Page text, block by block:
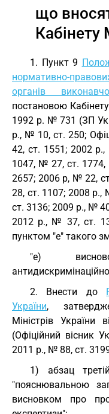
що
Кабінету
1. Пункт 9
нормативно-
органів
постановою
1992 р. № 731 (ЗП
р., № 10, ст. 250;
42, ст. 1551; 2002
1047, № 27, ст.
2657; 2006 р, № 22,
28, ст. 1107; 2008
ст. 3136; 2009 р., №
2012 р., № 37, ст.
пунктом "е" такого
"е)
2. Внести до
України,
Міністрів
(Офіційний вісник
2011 р., № 88, ст.
1) абзац
"пояснювальною
висновком про